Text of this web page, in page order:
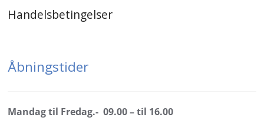
Handelsbetingelser
Åbningstider
Mandag til Fredag.- 09.00 – til 16.00